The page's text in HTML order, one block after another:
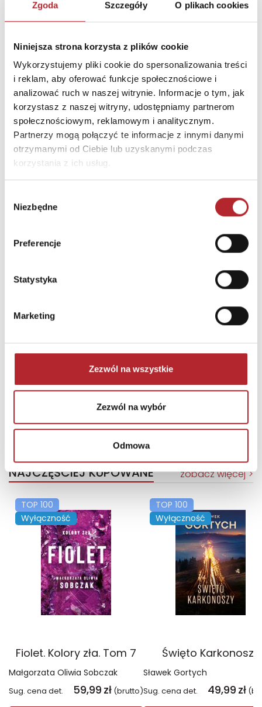
Zgoda Szczegóły O plikach cookies
Niniejsza strona korzysta z plików cookie
Wykorzystujemy pliki cookie do spersonalizowania treści
i reklam, aby oferować funkcje społecznościowe i
analizować ruch w naszej witrynie. Informacje o tym, jak
korzystasz z naszej witryny, udostępniamy partnerom
społecznościowym, reklamowym i analitycznym.
Partnerzy mogą połączyć te informacje z innymi danymi
otrzymanymi od Ciebie lub uzyskanymi podczas
korzystania z ich usług.
zgody
Niezbędne
Preferencje
Statystyka
Marketing
Zezwól na wszystkie
Zezwól na wybór
Odmowa
Nazwa
G3 SPÓŁKA Z
ODPOWIEDZIALNOŚCIĄ
SPÓŁKA KOMANDYTOWA
Ulica
ul. Spółdzielców 18A
Kod pocztowy
62-510
Miasto
Konin
E-mail
g3@g3poland.com
Puzzle 24 Moto Traktor CzuCzu
Bright Junior Media
69,90zł(brutto)
Zaloguj się, aby kupić
NAJCZĘŚCIEJ KUPOWANE zobacz więcej
TOP 100
Wyłączność
Fiolet. Kolory zła. Tom 7
Małgorzata Oliwia Sobczak
Sug. cena det. 59,99 zł (brutto)
TOP 100
Wyłączność
Święto Karkonoszy
Sławek Gortych
Sug. cena det. 49,99 zł